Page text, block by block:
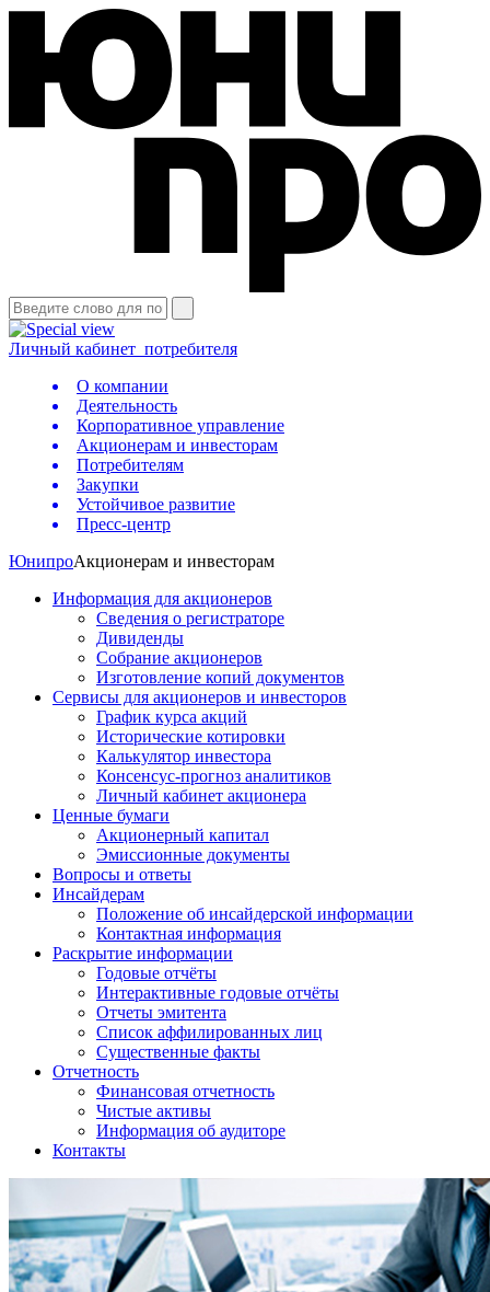
Личный кабинет потребителя
О компании
Деятельность
Корпоративное управление
Акционерам и инвесторам
Потребителям
Закупки
Устойчивое развитие
Пресс-центр
ЮнипроАкционерам и инвесторам
Информация для акционеров
Сведения о регистраторе
Дивиденды
Собрание акционеров
Изготовление копий документов
Сервисы для акционеров и инвесторов
График курса акций
Исторические котировки
Калькулятор инвестора
Консенсус-прогноз аналитиков
Личный кабинет акционера
Ценные бумаги
Акционерный капитал
Эмиссионные документы
Вопросы и ответы
Инсайдерам
Положение об инсайдерской информации
Контактная информация
Раскрытие информации
Годовые отчёты
Интерактивные годовые отчёты
Отчеты эмитента
Список аффилированных лиц
Существенные факты
Отчетность
Финансовая отчетность
Чистые активы
Информация об аудиторе
Контакты